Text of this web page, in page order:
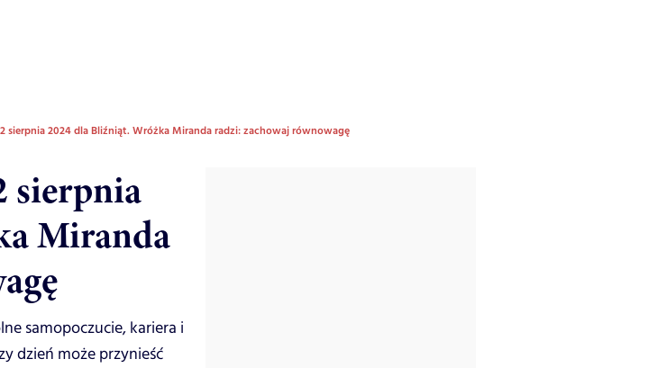
sierpnia 2024 dla Bliźniąt. Wróżka Miranda radzi: zachowaj równowagę
sierpnia
Miranda
samopoczucie, kariera i
dzień może przynieść